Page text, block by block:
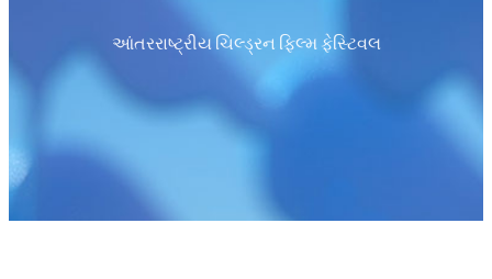
આંતરરાષ્ટ્રીય ચિલ્ડ્રન ફિલ્મ ફેસ્ટિવલ